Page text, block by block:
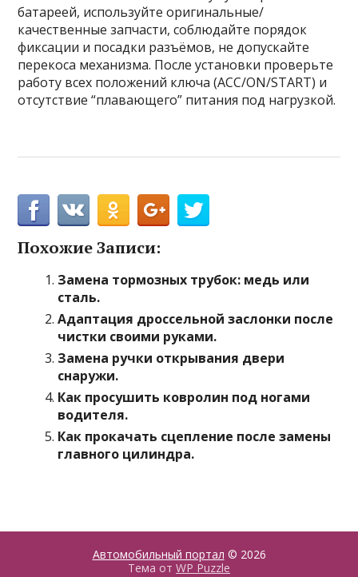
батареей, используйте оригинальные/
качественные запчасти, соблюдайте порядок
фиксации и посадки разъёмов, не допускайте
перекоса механизма. После установки проверьте
работу всех положений ключа (ACC/ON/START) и
отсутствие “плавающего” питания под нагрузкой.
Похожие Записи:
Замена тормозных трубок: медь или
сталь.
Адаптация дроссельной заслонки после
чистки своими руками.
Замена ручки открывания двери
снаружи.
Как просушить ковролин под ногами
водителя.
Как прокачать сцепление после замены
главного цилиндра.
Автомобильный портал © 2026
Тема от WP Puzzle